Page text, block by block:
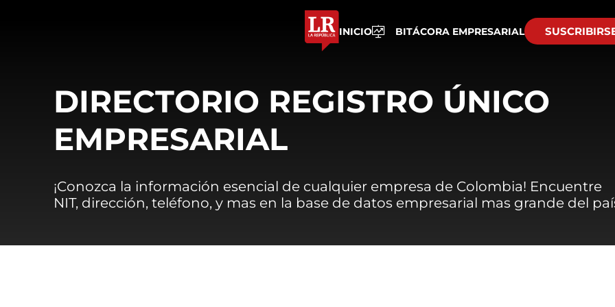
INICIO BITÁCORA EMPRESARIAL
DIRECTORIO REGISTRO ÚNICO
EMPRESARIAL
¡Conozca la información esencial de cualquier empresa de Colombia! Encuentre
NIT, dirección, teléfono, y mas en la base de datos empresarial mas grande del